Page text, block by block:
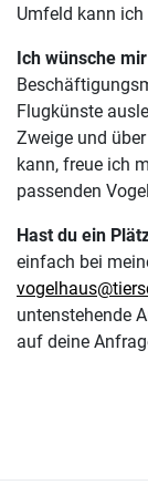
Umfeld kann
Ich wünsche
Flugkünste
Zweige und
kann, freue ich
passenden
Hast du ein
einfach bei
untenstehende
auf deine